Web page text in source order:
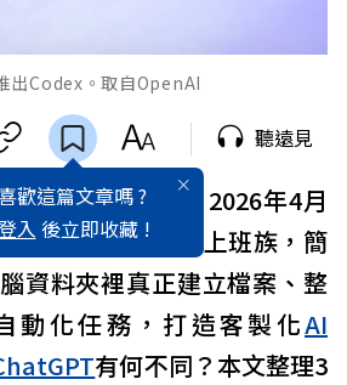
出Codex。取自OpenAI
歡這篇文章嗎 ?
入 後立即收藏 !
聽遠見
4月推出Codex，2026年4月
不寫code的一般上班族，簡
資料夾裡真正建立檔案、整
動化任務，打造客製化AI
有何不同？本文整理3